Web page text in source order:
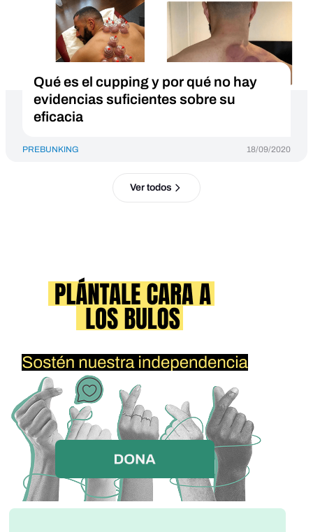
Qué es el cupping y por qué no hay
evidencias suficientes sobre su
eficacia
PREBUNKING 18/09/2020
Ver todos